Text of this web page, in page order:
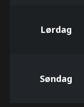
Lørdag
Søndag